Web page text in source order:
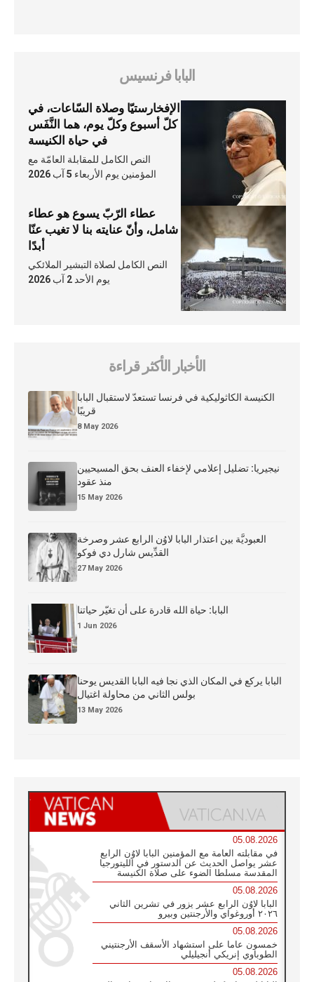
البابا فرنسيس
الإفخارستيّا وصلاة السّاعات، في
كلّ أسبوع وكلّ يوم، هما النَّفَس
في حياة الكنيسة
النص الكامل للمقابلة العامّة مع
المؤمنين يوم الأربعاء 5 آب 2026
عطاء الرّبّ يسوع هو عطاء
شامل، وأنّ عنايته بنا لا تغيب عنّا
أبدًا
النص الكامل لصلاة التبشير الملائكي
يوم الأحد 2 آب 2026
الأخبار الأكثر قراءة
الكنيسة الكاثوليكية في فرنسا تستعدّ لاستقبال البابا
قريبًا
8 May 2026
نيجيريا: تضليل إعلامي لإخفاء العنف بحق المسيحيين
منذ عقود
15 May 2026
العبوديَّة بين اعتذار البابا لاوُن الرابع عشر وصرخة
القدِّيس شارل دي فوكو
27 May 2026
البابا: حياة الله قادرة على أن تغيّر حياتنا
1 Jun 2026
البابا يركع في المكان الذي نجا فيه البابا القديس يوحنا
بولس الثاني من محاولة اغتيال
13 May 2026
05.08.2026
في مقابلته العامة مع المؤمنين البابا لاوُن الرابع
عشر يواصل الحديث عن الدستور في الليتورجيا
المقدسة مسلطا الضوء على صلاة الكنيسة
05.08.2026
البابا لاوُن الرابع عشر يزور في تشرين الثاني
٢٠٢٦ أوروغواي والأرجنتين وبيرو
05.08.2026
خمسون عاما على استشهاد الأسقف الأرجنتيني
الطوباوي إنريكي أنجيليلي
05.08.2026